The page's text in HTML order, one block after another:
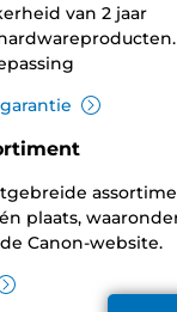
van 2 jaar
plaats,
Canon-website.